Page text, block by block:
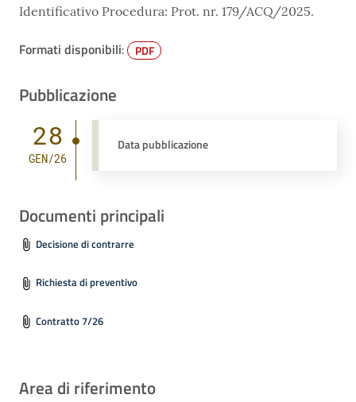
Identificativo Procedura: Prot. nr. 179/ACQ/2025.
Formati disponibili: PDF
Pubblicazione
28
GEN/26
Data pubblicazione
Documenti principali
Decisione di contrarre
Richiesta di preventivo
Contratto 7/26
Area di riferimento